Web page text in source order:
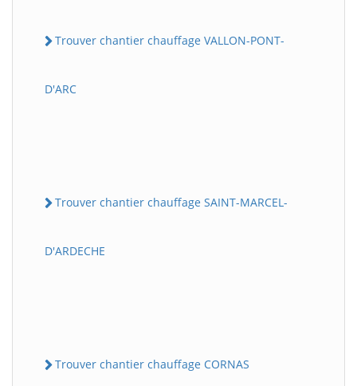
Trouver chantier chauffage VALLON-PONT-
D'ARC
Trouver chantier chauffage SAINT-MARCEL-
D'ARDECHE
Trouver chantier chauffage CORNAS